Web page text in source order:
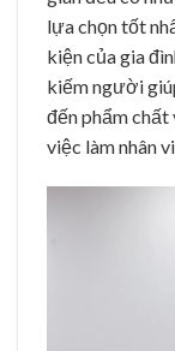
lựa chọn tốt
kiện của gia
kiếm người
đến phẩm chất
việc làm nhân